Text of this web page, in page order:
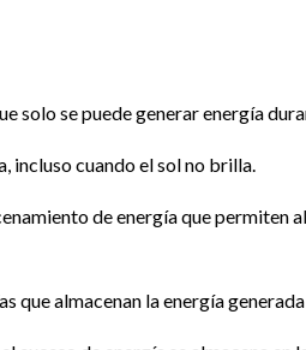
se puede generar energía
incluso cuando el sol no brilla.
de energía que permiten
que almacenan la energía